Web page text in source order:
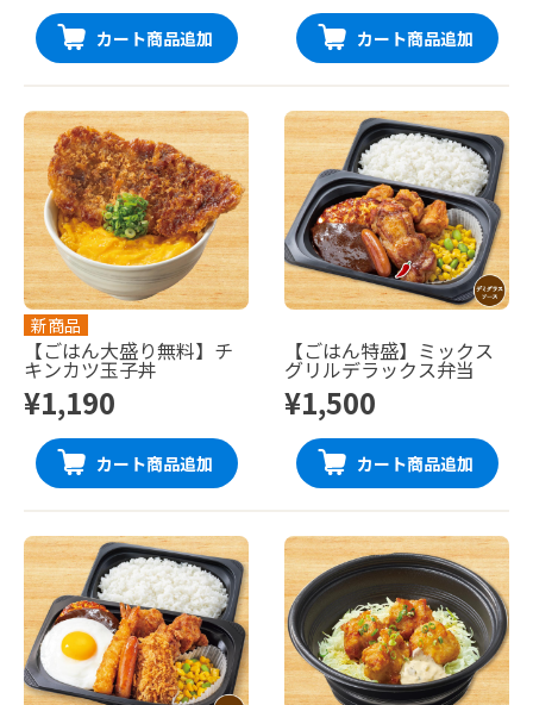
カート商品追加 カート商品追加
新商品
【ごはん大盛り無料】チ
キンカツ玉子丼
¥1,190
カート商品追加
【ごはん特盛】ミックス
グリルデラックス弁当
¥1,500
カート商品追加